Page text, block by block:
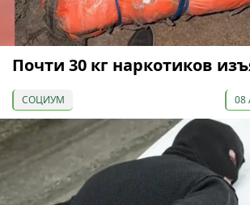
Почти 30 кг наркотиков
СОЦИУМ 08